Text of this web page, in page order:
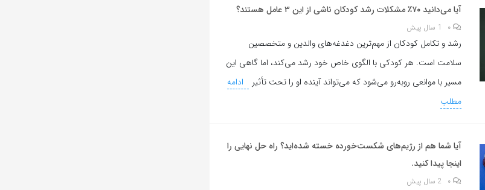
آیا می‌دانید ۷۰٪ مشکلات رشد کودکان ناشی از این ۳ عامل هستند؟
۰ 1 سال پیش
رشد و تکامل کودکان از مهم‌ترین دغدغه‌های والدین و متخصصین
سلامت است. هر کودکی با الگوی خاص خود رشد می‌کند، اما گاهی این
مسیر با موانعی روبه‌رو می‌شود که می‌تواند آینده او را تحت تأثیر
ادامه
مطلب
آیا شما هم از رژیم‌های شکست‌خورده خسته شده‌اید؟ راه حل نهایی را
اینجا پیدا کنید.
۰ 2 سال پیش